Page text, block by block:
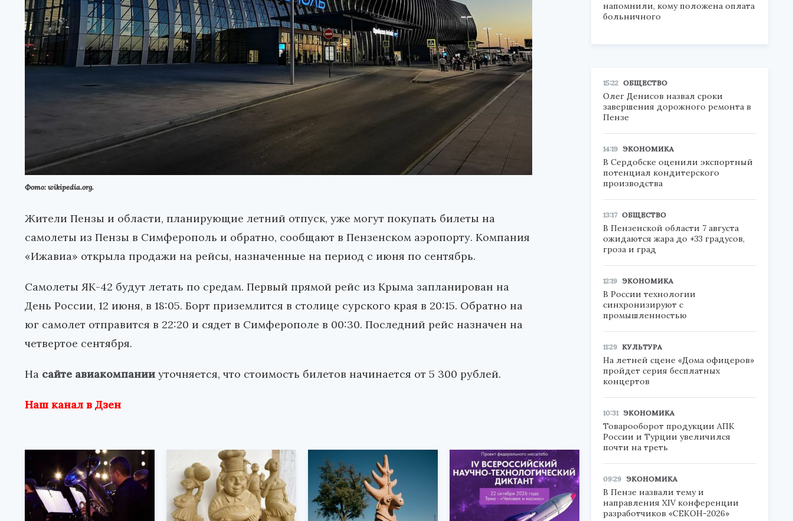
Фото: wikipedia.org.
Жители Пензы и области, планирующие летний отпуск, уже могут покупать билеты на
самолеты из Пензы в Симферополь и обратно, сообщают в Пензенском аэропорту. Компания
«Ижавиа» открыла продажи на рейсы, назначенные на период с июня по сентябрь.
Самолеты ЯК-42 будут летать по средам. Первый прямой рейс из Крыма запланирован на
День России, 12 июня, в 18:05. Борт приземлится в столице сурского края в 20:15. Обратно на
юг самолет отправится в 22:20 и сядет в Симферополе в 00:30. Последний рейс назначен на
четвертое сентября.
На сайте авиакомпании уточняется, что стоимость билетов начинается от 5 300 рублей.
Наш канал в Дзен
напомнили, кому положена оплата
больничного
15:22 ОБЩЕСТВО
Олег Денисов назвал сроки
завершения дорожного ремонта в
Пензе
14:19 ЭКОНОМИКА
В Сердобске оценили экспортный
потенциал кондитерского
производства
13:17 ОБЩЕСТВО
В Пензенской области 7 августа
ожидаются жара до +33 градусов,
гроза и град
12:19 ЭКОНОМИКА
В России технологии
синхронизируют с
промышленностью
11:29 КУЛЬТУРА
На летней сцене «Дома офицеров»
пройдет серия бесплатных
концертов
10:31 ЭКОНОМИКА
Товарооборот продукции АПК
России и Турции увеличился
почти на треть
09:29 ЭКОНОМИКА
В Пензе назвали тему и
направления XIV конференции
разработчиков «СЕКОН-2026»